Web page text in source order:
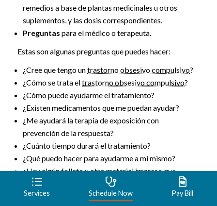
remedios a base de plantas medicinales u otros
suplementos, y las dosis correspondientes.
Preguntas para el médico o terapeuta.
Estas son algunas preguntas que puedes hacer:
¿Cree que tengo untrastorno obsesivo compulsivo?
¿Cómo se trata eltrastorno obsesivo compulsivo?
¿Cómo puede ayudarme el tratamiento?
¿Existen medicamentos que me puedan ayudar?
¿Me ayudará la terapia de exposición con
prevención de la respuesta?
¿Cuánto tiempo durará el tratamiento?
¿Qué puedo hacer para ayudarme a mí mismo?
¿Hay algún folleto u otro material impreso que
pueda llevarme?
¿Podría recomendarme algún sitio web?
Services Schedule Now Pay Bill